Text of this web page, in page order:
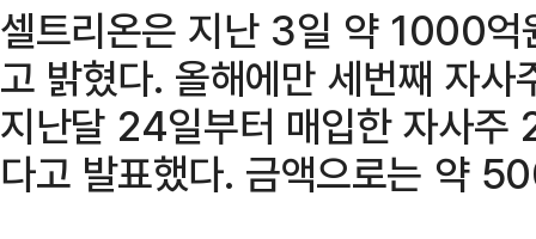
셀트리온은 지난 3일 약 1000억
고 밝혔다. 올해에만 세번째 자
지난달 24일부터 매입한 자사
다고 발표했다. 금액으로는 약